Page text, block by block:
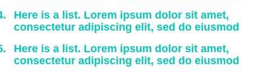
Here is a list. Lorem ipsum dolor sit amet,
consectetur adipiscing elit, sed do eiusmod
Here is a list. Lorem ipsum dolor sit amet,
consectetur adipiscing elit, sed do eiusmod